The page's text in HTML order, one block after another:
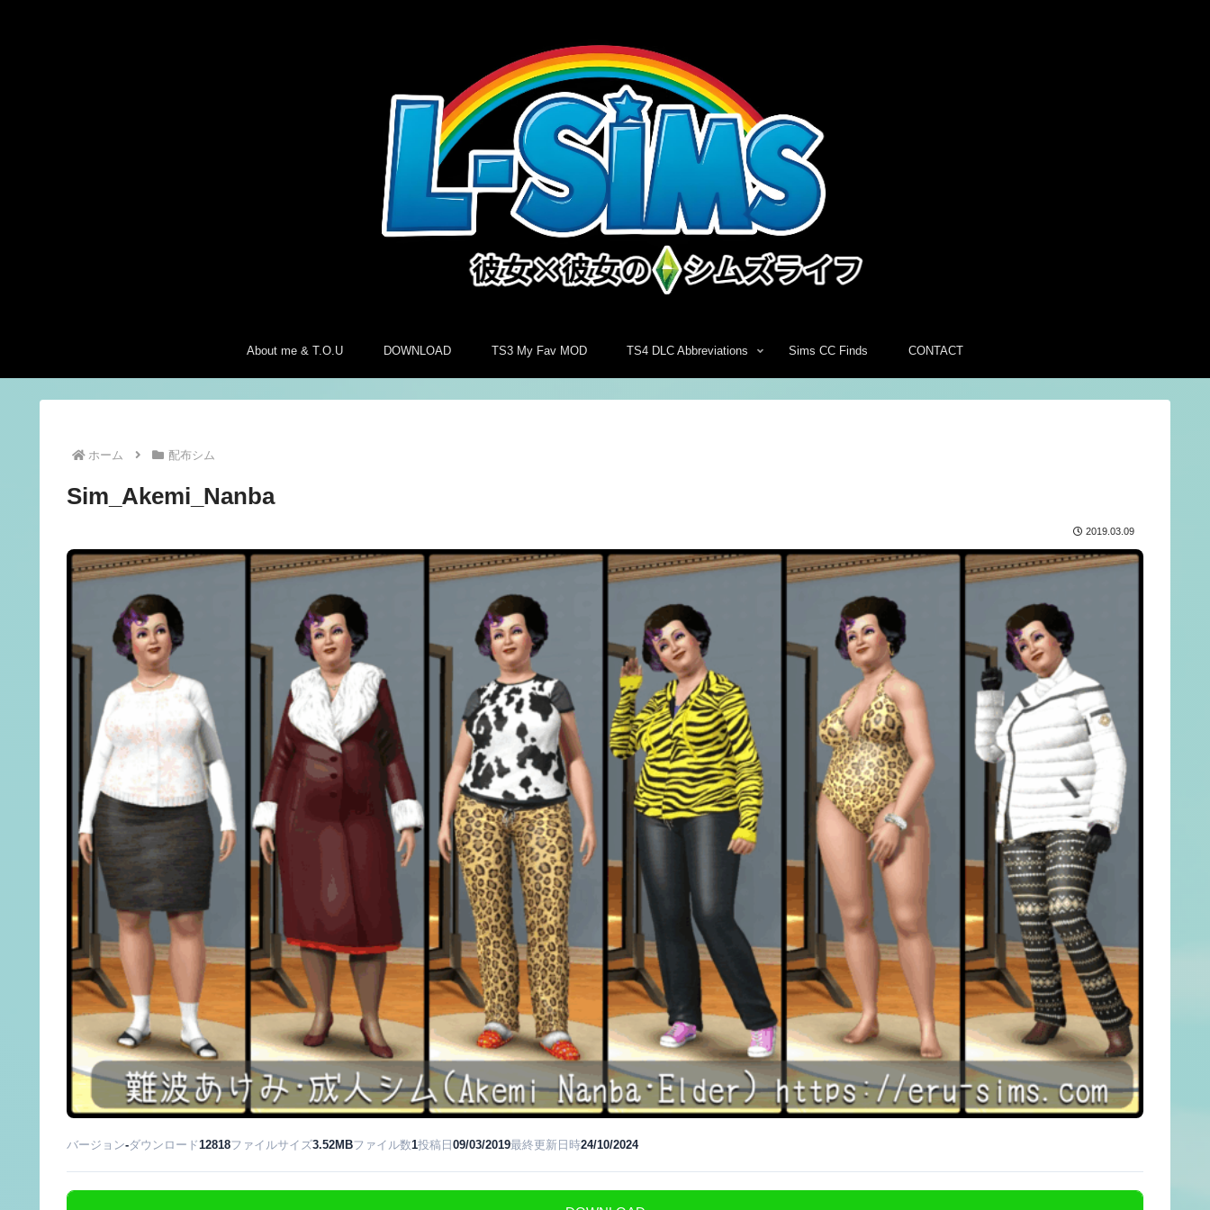
About me & T.O.U DOWNLOAD TS3 My Fav MOD TS4 DLC Abbreviations Sims CC Finds CONTACT
ホーム 配布シム
Sim_Akemi_Nanba
2019.03.09
バージョン-ダウンロード12818ファイルサイズ3.52MBファイル数1投稿日 09/03/2019最終更新日時24/10/2024